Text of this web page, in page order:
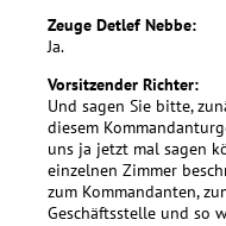
Zeuge Detlef Nebbe:
Ja.
Vorsitzender Richter:
Und sagen Sie bitte,
diesem
uns ja jetzt mal sagen
einzelnen Zimmer
zum Kommandanten,
Geschäftsstelle und so